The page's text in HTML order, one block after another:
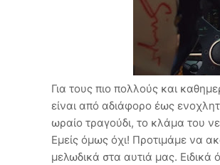
Για τους πιο πολλούς και
είναι από αδιάφορο έως
ωραίο τραγούδι, το κλάμα του
Εμείς όμως όχι! Προτιμάμε να
μελωδικά στα αυτιά μας. Ειδικά